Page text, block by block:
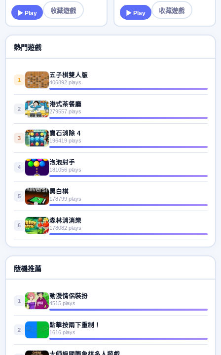
▶ Play 收藏遊戲 ▶ Play 收藏遊戲
熱門遊戲
1
五子棋雙人版
406892 plays
2
港式茶餐廳
279557 plays
3
寶石消除 4
196419 plays
4
泡泡射手
181056 plays
5
黑白棋
178799 plays
6
森林消消樂
178082 plays
隨機推薦
1
動漫情侶裝扮
4515 plays
2
點擊按兩下重制！
1616 plays